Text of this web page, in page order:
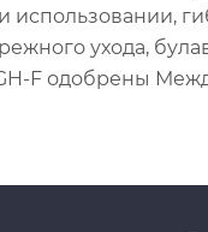
использовании,
ухода,
F одобрены